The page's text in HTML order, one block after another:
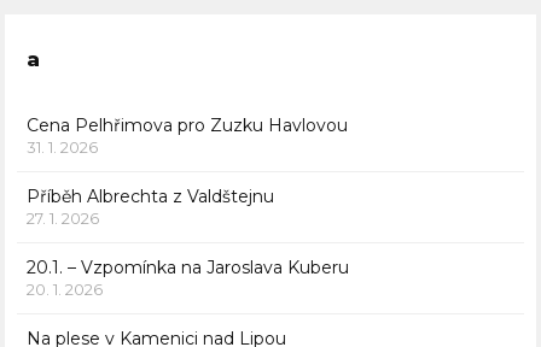
a
Cena Pelhřimova pro Zuzku Havlovou
31. 1. 2026
Příběh Albrechta z Valdštejnu
27. 1. 2026
20.1. – Vzpomínka na Jaroslava Kuberu
20. 1. 2026
Na plese v Kamenici nad Lipou